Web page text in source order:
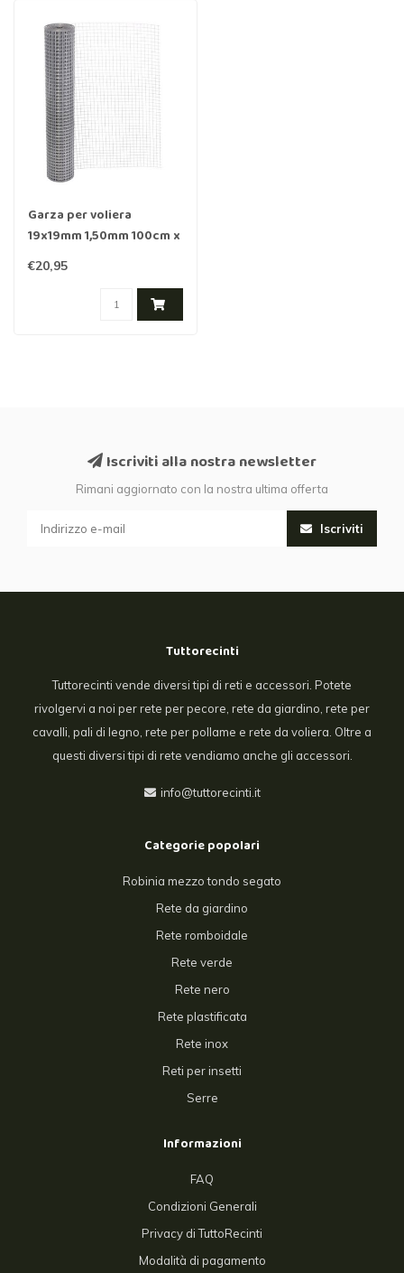
Garza per voliera
19x19mm 1,50mm 100cm x
1m acciaio inox (al metro)
€20,95
Iscriviti alla nostra newsletter
Rimani aggiornato con la nostra ultima offerta
Iscriviti
Tuttorecinti
Tuttorecinti vende diversi tipi di reti e accessori. Potete
rivolgervi a noi per rete per pecore, rete da giardino, rete per
cavalli, pali di legno, rete per pollame e rete da voliera. Oltre a
questi diversi tipi di rete vendiamo anche gli accessori.
info@tuttorecinti.it
Categorie popolari
Robinia mezzo tondo segato
Rete da giardino
Rete romboidale
Rete verde
Rete nero
Rete plastificata
Rete inox
Reti per insetti
Serre
Informazioni
FAQ
Condizioni Generali
Privacy di TuttoRecinti
Modalità di pagamento